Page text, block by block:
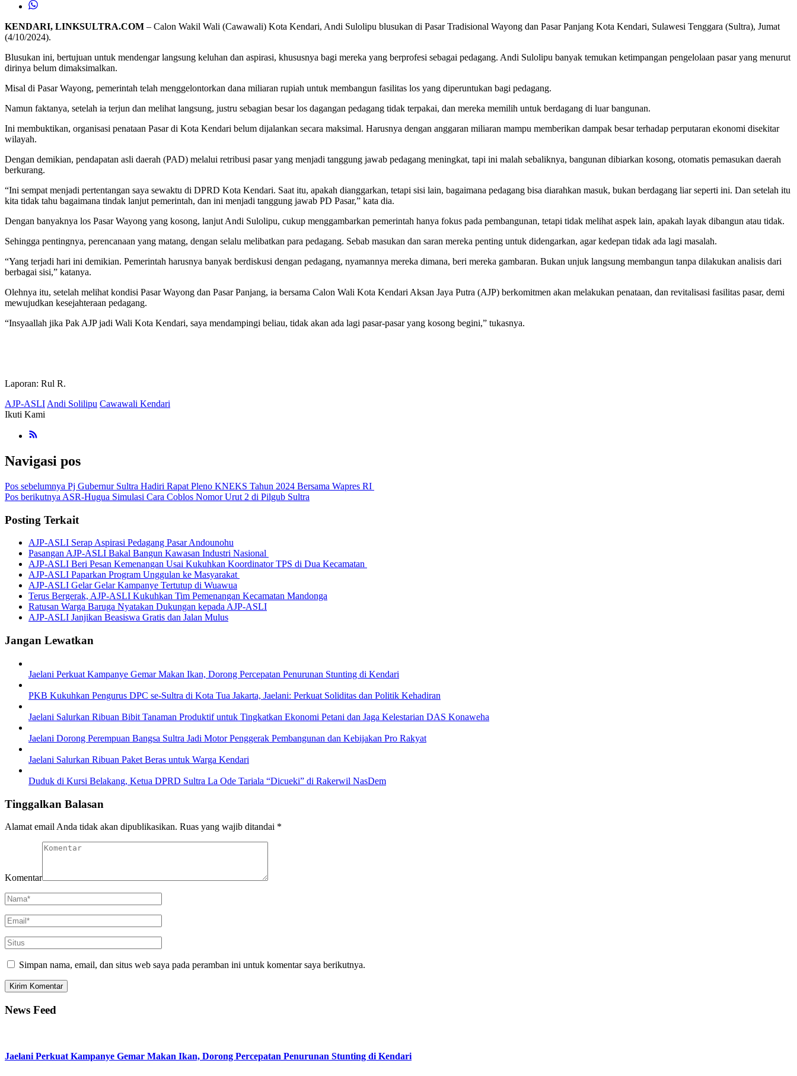
KENDARI, LINKSULTRA.COM – Calon Wakil Wali (Cawawali) Kota Kendari, Andi Sulolipu blusukan di Pasar Tradisional Wayong dan Pasar Panjang Kota Kendari, Sulawesi Tenggara (Sultra), Jumat
(4/10/2024).
Blusukan ini, bertujuan untuk mendengar langsung keluhan dan aspirasi, khususnya bagi mereka yang berprofesi sebagai pedagang. Andi Sulolipu banyak temukan ketimpangan pengelolaan pasar yang menurut
dirinya belum dimaksimalkan.
Misal di Pasar Wayong, pemerintah telah menggelontorkan dana miliaran rupiah untuk membangun fasilitas los yang diperuntukan bagi pedagang.
Namun faktanya, setelah ia terjun dan melihat langsung, justru sebagian besar los dagangan pedagang tidak terpakai, dan mereka memilih untuk berdagang di luar bangunan.
Ini membuktikan, organisasi penataan Pasar di Kota Kendari belum dijalankan secara maksimal. Harusnya dengan anggaran miliaran mampu memberikan dampak besar terhadap perputaran ekonomi disekitar
wilayah.
Dengan demikian, pendapatan asli daerah (PAD) melalui retribusi pasar yang menjadi tanggung jawab pedagang meningkat, tapi ini malah sebaliknya, bangunan dibiarkan kosong, otomatis pemasukan daerah
berkurang.
“Ini sempat menjadi pertentangan saya sewaktu di DPRD Kota Kendari. Saat itu, apakah dianggarkan, tetapi sisi lain, bagaimana pedagang bisa diarahkan masuk, bukan berdagang liar seperti ini. Dan setelah itu
kita tidak tahu bagaimana tindak lanjut pemerintah, dan ini menjadi tanggung jawab PD Pasar,” kata dia.
Dengan banyaknya los Pasar Wayong yang kosong, lanjut Andi Sulolipu, cukup menggambarkan pemerintah hanya fokus pada pembangunan, tetapi tidak melihat aspek lain, apakah layak dibangun atau tidak.
Sehingga pentingnya, perencanaan yang matang, dengan selalu melibatkan para pedagang. Sebab masukan dan saran mereka penting untuk didengarkan, agar kedepan tidak ada lagi masalah.
“Yang terjadi hari ini demikian. Pemerintah harusnya banyak berdiskusi dengan pedagang, nyamannya mereka dimana, beri mereka gambaran. Bukan unjuk langsung membangun tanpa dilakukan analisis dari
berbagai sisi,” katanya.
Olehnya itu, setelah melihat kondisi Pasar Wayong dan Pasar Panjang, ia bersama Calon Wali Kota Kendari Aksan Jaya Putra (AJP) berkomitmen akan melakukan penataan, dan revitalisasi fasilitas pasar, demi
mewujudkan kesejahteraan pedagang.
“Insyaallah jika Pak AJP jadi Wali Kota Kendari, saya mendampingi beliau, tidak akan ada lagi pasar-pasar yang kosong begini,” tukasnya.
Laporan: Rul R.
AJP-ASLI Andi Solilipu Cawawali Kendari
Ikuti Kami
Navigasi pos
Pos sebelumnya Pj Gubernur Sultra Hadiri Rapat Pleno KNEKS Tahun 2024 Bersama Wapres RI
Pos berikutnya ASR-Hugua Simulasi Cara Coblos Nomor Urut 2 di Pilgub Sultra
Posting Terkait
AJP-ASLI Serap Aspirasi Pedagang Pasar Andounohu
Pasangan AJP-ASLI Bakal Bangun Kawasan Industri Nasional
AJP-ASLI Beri Pesan Kemenangan Usai Kukuhkan Koordinator TPS di Dua Kecamatan
AJP-ASLI Paparkan Program Unggulan ke Masyarakat
AJP-ASLI Gelar Gelar Kampanye Tertutup di Wuawua
Terus Bergerak, AJP-ASLI Kukuhkan Tim Pemenangan Kecamatan Mandonga
Ratusan Warga Baruga Nyatakan Dukungan kepada AJP-ASLI
AJP-ASLI Janjikan Beasiswa Gratis dan Jalan Mulus
Jangan Lewatkan
Jaelani Perkuat Kampanye Gemar Makan Ikan, Dorong Percepatan Penurunan Stunting di Kendari
PKB Kukuhkan Pengurus DPC se-Sultra di Kota Tua Jakarta, Jaelani: Perkuat Soliditas dan Politik Kehadiran
Jaelani Salurkan Ribuan Bibit Tanaman Produktif untuk Tingkatkan Ekonomi Petani dan Jaga Kelestarian DAS Konaweha
Jaelani Dorong Perempuan Bangsa Sultra Jadi Motor Penggerak Pembangunan dan Kebijakan Pro Rakyat
Jaelani Salurkan Ribuan Paket Beras untuk Warga Kendari
Duduk di Kursi Belakang, Ketua DPRD Sultra La Ode Tariala “Dicueki” di Rakerwil NasDem
Tinggalkan Balasan
Alamat email Anda tidak akan dipublikasikan. Ruas yang wajib ditandai *
Komentar
Simpan nama, email, dan situs web saya pada peramban ini untuk komentar saya berikutnya.
News Feed
Jaelani Perkuat Kampanye Gemar Makan Ikan, Dorong Percepatan Penurunan Stunting di Kendari